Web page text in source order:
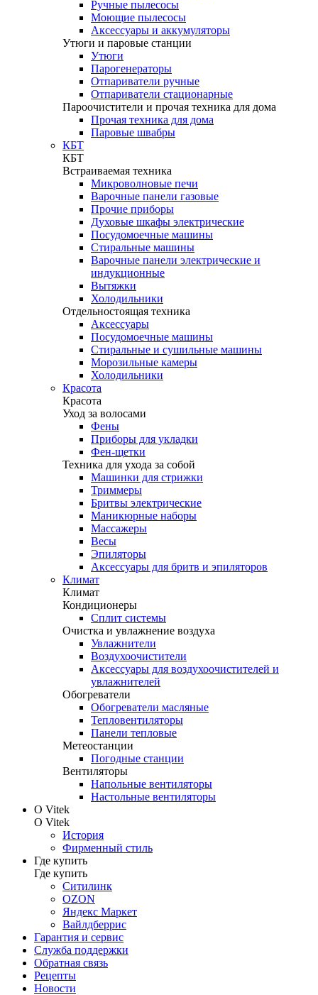
Ручные пылесосы
Моющие пылесосы
Аксессуары и аккумуляторы
Утюги и паровые станции
Утюги
Парогенераторы
Отпариватели ручные
Отпариватели стационарные
Пароочистители и прочая техника для дома
Прочая техника для дома
Паровые швабры
КБТ
КБТ
Встраиваемая техника
Микроволновые печи
Варочные панели газовые
Прочие приборы
Духовые шкафы электрические
Посудомоечные машины
Стиральные машины
Варочные панели электрические и
индукционные
Вытяжки
Холодильники
Отдельностоящая техника
Аксессуары
Посудомоечные машины
Стиральные и сушильные машины
Морозильные камеры
Холодильники
Красота
Красота
Уход за волосами
Фены
Приборы для укладки
Фен-щетки
Техника для ухода за собой
Машинки для стрижки
Триммеры
Бритвы электрические
Маникюрные наборы
Массажеры
Весы
Эпиляторы
Аксессуары для бритв и эпиляторов
Климат
Климат
Кондиционеры
Сплит системы
Очистка и увлажнение воздуха
Увлажнители
Воздухоочистители
Аксессуары для воздухоочистителей и
увлажнителей
Обогреватели
Обогреватели масляные
Тепловентиляторы
Панели тепловые
Метеостанции
Погодные станции
Вентиляторы
Напольные вентиляторы
Настольные вентиляторы
О Vitek
О Vitek
История
Фирменный стиль
Где купить
Где купить
Ситилинк
OZON
Яндекс Маркет
Вайлдберрис
Гарантия и сервис
Служба поддержки
Обратная связь
Рецепты
Новости